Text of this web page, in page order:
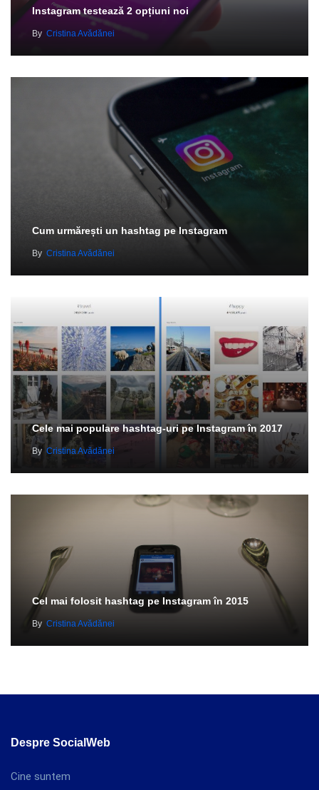
Instagram testează 2 opțiuni noi
By Cristina Avădănei
Cum urmărești un hashtag pe Instagram
By Cristina Avădănei
Cele mai populare hashtag-uri pe Instagram în 2017
By Cristina Avădănei
Cel mai folosit hashtag pe Instagram în 2015
By Cristina Avădănei
Despre SocialWeb
Cine suntem